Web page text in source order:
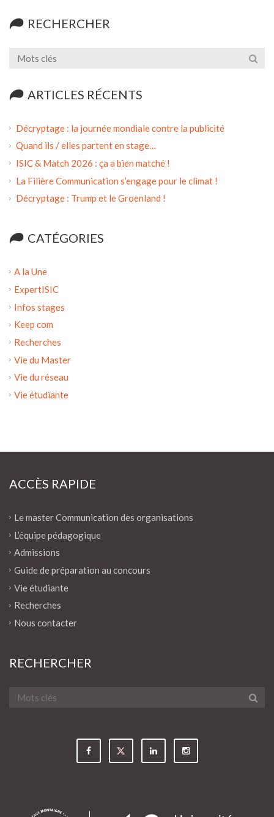
RECHERCHER
ARTICLES RÉCENTS
Décryptage : la journée mondiale contre la publicité
Quand ils / elles partent en stage…
ISIC & Match 2026 : ça a bien matché !
La Filière Communication s’engage pour le climat !
Décryptage : Trump et le Groenland !
CATÉGORIES
A la Une
ExpertISIC
Infos stages
Keep com
Recherches
Vie du Master
Vie du réseau
Vie étudiante
ACCÈS RAPIDE
Le master Communication des organisations
L’équipe pédagogique
Admissions
Guide de préparation au concours
Vie étudiante
Recherches
Nous contacter
RECHERCHER